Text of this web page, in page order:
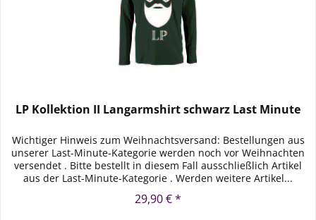
LP Kollektion II Langarmshirt schwarz Last Minute
Wichtiger Hinweis zum Weihnachtsversand: Bestellungen aus
unserer Last-Minute-Kategorie werden noch vor Weihnachten
versendet . Bitte bestellt in diesem Fall ausschließlich Artikel
aus der Last-Minute-Kategorie . Werden weitere Artikel...
29,90 € *